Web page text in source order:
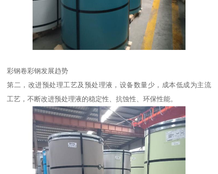
彩钢卷彩钢发展趋势
第二，改进预处理工艺及预处理液，设备数量少，成本低成为主流
工艺，不断改进预处理液的稳定性、抗蚀性、环保性能。